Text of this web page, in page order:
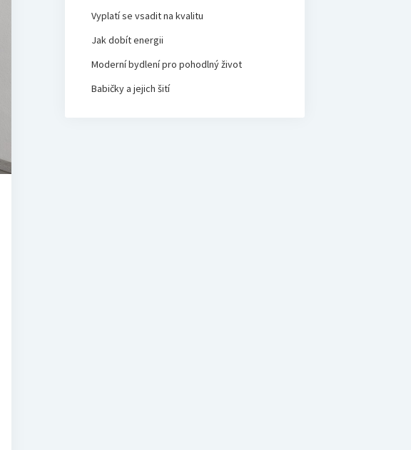
Vyplatí se vsadit na kvalitu
Jak dobít energii
Moderní bydlení pro pohodlný život
Babičky a jejich šití